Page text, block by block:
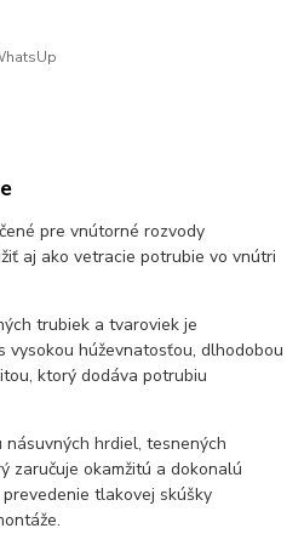
pre vnútorné rozvody
aj ako vetracie potrubie vo vnútri
trubiek a tvaroviek je
vysokou húževnatosťou, dlhodobou
ktorý dodáva potrubiu
násuvných hrdiel, tesnených
zaručuje okamžitú a dokonalú
tlakovej skúšky